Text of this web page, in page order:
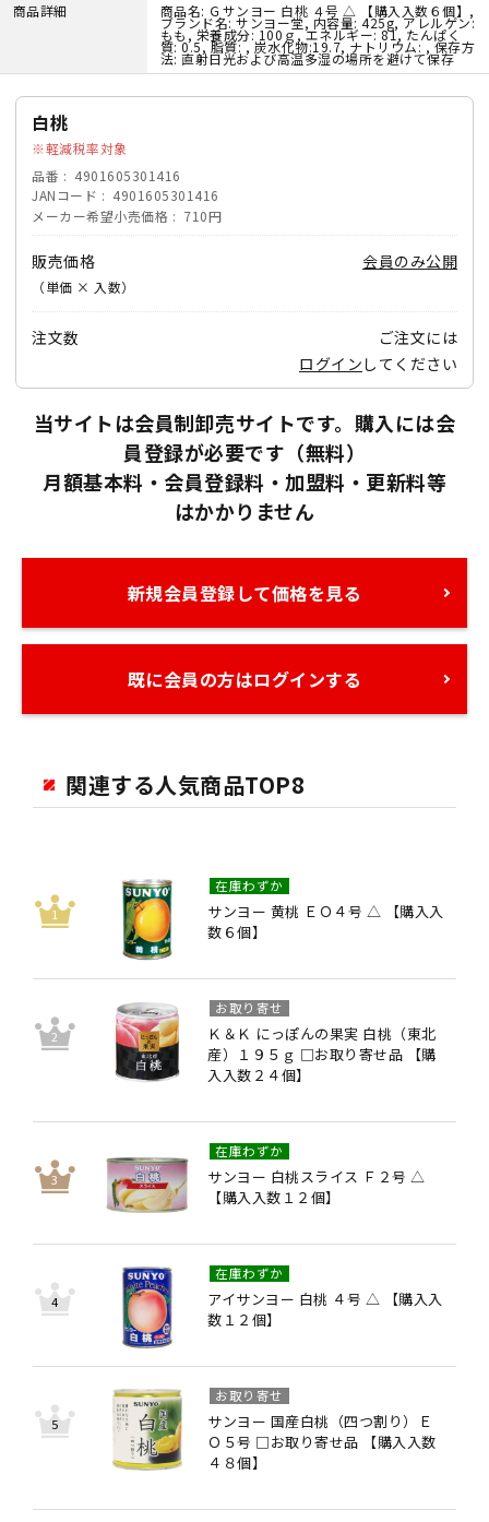
商品詳細
商品名: Ｇサンヨー 白桃 ４号 △ 【購入入数６個】,
ブランド名: サンヨー堂, 内容量: 425g, アレルゲン:
もも, 栄養成分: 100ｇ, エネルギー: 81, たんぱく
質: 0.5, 脂質: , 炭水化物:19.7, ナトリウム: , 保存方
法: 直射日光および高温多湿の場所を避けて保存
白桃
軽減税率対象
品番
4901605301416
JANコード
4901605301416
メーカー希望小売価格
710円
販売価格
（単価 × 入数）
会員のみ公開
注文数
ご注文には
ログイン してください
当サイトは会員制卸売サイトです。購入には会
員登録が必要です（無料）
月額基本料・会員登録料・加盟料・更新料等
はかかりません
新規会員登録して価格を見る
既に会員の方はログインする
関連する人気商品TOP8
サンヨー 黄桃 ＥＯ４号 △ 【購入入
数６個】
在庫わずか
Ｋ＆Ｋ にっぽんの果実 白桃（東北
産）１９５ｇ □お取り寄せ品 【購
入入数２４個】
お取り寄せ
サンヨー 白桃スライス Ｆ２号 △
【購入入数１２個】
在庫わずか
アイサンヨー 白桃 ４号 △ 【購入入
数１２個】
在庫わずか
サンヨー 国産白桃（四つ割り）Ｅ
Ｏ５号 □お取り寄せ品 【購入入数
４８個】
お取り寄せ